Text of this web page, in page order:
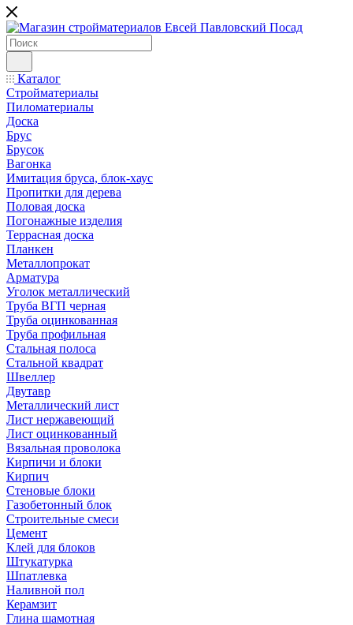
Каталог
Стройматериалы
Пиломатериалы
Доска
Брус
Брусок
Вагонка
Имитация бруса, блок-хаус
Пропитки для дерева
Половая доска
Погонажные изделия
Террасная доска
Планкен
Металлопрокат
Арматура
Уголок металлический
Труба ВГП черная
Труба оцинкованная
Труба профильная
Стальная полоса
Стальной квадрат
Швеллер
Двутавр
Металлический лист
Лист нержавеющий
Лист оцинкованный
Вязальная проволока
Кирпичи и блоки
Кирпич
Стеновые блоки
Газобетонный блок
Строительные смеси
Цемент
Клей для блоков
Штукатурка
Шпатлевка
Наливной пол
Керамзит
Глина шамотная